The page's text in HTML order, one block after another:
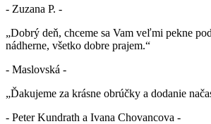
- Zuzana P. -
„Dobrý deň, chceme sa Vam veľmi pekne
nádherne, všetko dobre prajem.“
- Maslovská -
„Ďakujeme za krásne obrúčky a dodanie
- Peter Kundrath a Ivana Chovancova -